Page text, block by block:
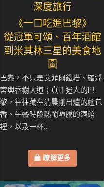
深度旅行
《一口吃進巴黎》
從冠軍可頌、百年酒館
到米其林三星的美食地
圖
巴黎，不只是艾菲爾鐵塔、羅浮
宮與香榭大道；真正迷人的巴
黎，往往藏在清晨剛出爐的麵包
香、午餐時段熱鬧喧騰的酒館
裡，以及一杯..
瞭解更多